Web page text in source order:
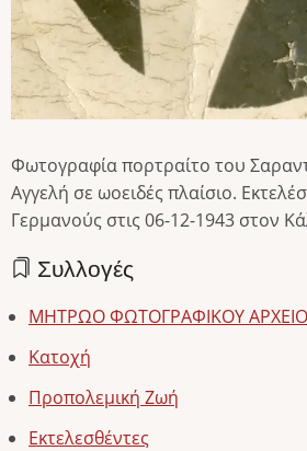
Φωτογραφία πορτραίτο του
Αγγελή σε ωοειδές πλαίσιο.
Γερμανούς στις 06-12-1943 στον
Συλλογές
ΜΗΤΡΩΟ ΦΩΤΟΓΡΑΦΙΚΟΥ
Κατοχή
Προπολεμική Ζωή
Εκτελεσθέντες